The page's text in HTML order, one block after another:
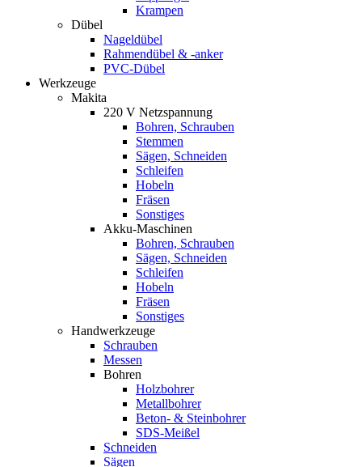
Krampen
Dübel
Nageldübel
Rahmendübel & -anker
PVC-Dübel
Werkzeuge
Makita
220 V Netzspannung
Bohren, Schrauben
Stemmen
Sägen, Schneiden
Schleifen
Hobeln
Fräsen
Sonstiges
Akku-Maschinen
Bohren, Schrauben
Sägen, Schneiden
Schleifen
Hobeln
Fräsen
Sonstiges
Handwerkzeuge
Schrauben
Messen
Bohren
Holzbohrer
Metallbohrer
Beton- & Steinbohrer
SDS-Meißel
Schneiden
Sägen